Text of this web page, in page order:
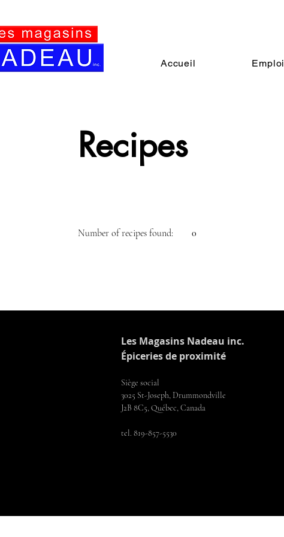
Accueil Emploi
Recipes
Number of recipes found: 0
Les Magasins Nadeau inc.
Épiceries de proximité
Siège social
3025 St-Joseph, Drummondville
J2B 8C5, Québec, Canada
tel. 819-857-5530